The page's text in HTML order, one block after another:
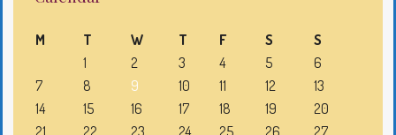
M T W T F S
S
1
2 3 4 5
6
7
8 9 10 11 12
13
14
15 16 17 18 19
20
21
22 23 24 25 26
27